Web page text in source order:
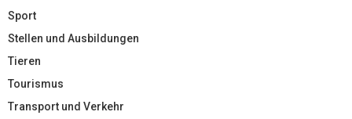
Sport
Stellen und Ausbildungen
Tieren
Tourismus
Transport und Verkehr